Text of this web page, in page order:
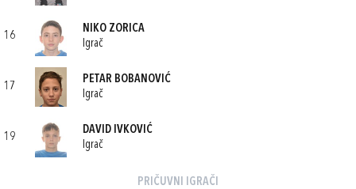
16
NIKO ZORICA
Igrač
17
PETAR BOBANOVIĆ
Igrač
19
DAVID IVKOVIĆ
Igrač
PRIČUVNI IGRAČI